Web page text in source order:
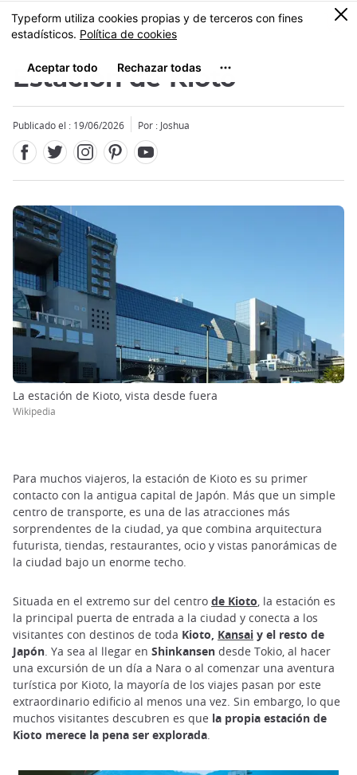
Tamaño
MENU
0
Estación de Kioto
Publicado el : 19/06/2026 Por : Joshua
La estación de Kioto, vista desde fuera
Wikipedia
Para muchos viajeros, la estación de Kioto es su primer
contacto con la antigua capital de Japón. Más que un simple
centro de transporte, es una de las atracciones más
sorprendentes de la ciudad, ya que combina arquitectura
futurista, tiendas, restaurantes, ocio y vistas panorámicas de
la ciudad bajo un enorme techo.
Situada en el extremo sur del centro de Kioto, la estación es
la principal puerta de entrada a la ciudad y conecta a los
visitantes con destinos de toda Kioto, Kansai y el resto de
Japón. Ya sea al llegar en Shinkansen desde Tokio, al hacer
una excursión de un día a Nara o al comenzar una aventura
turística por Kioto, la mayoría de los viajes pasan por este
extraordinario edificio al menos una vez. Sin embargo, lo que
muchos visitantes descubren es que la propia estación de
Kioto merece la pena ser explorada.
Close